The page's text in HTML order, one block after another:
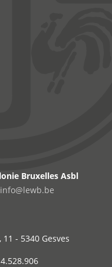
Bruxelles Asbl
info@lewb.be
- 5340 Gesves